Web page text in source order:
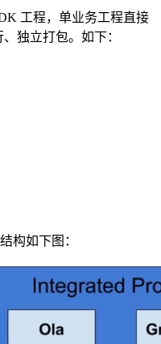
工程，单业务工程直接
独立打包。如下：
构如下图：